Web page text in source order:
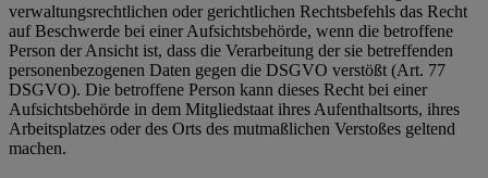
verwaltungsrechtlichen oder gerichtlichen Rechtsbefehls das Recht
auf Beschwerde bei einer Aufsichtsbehörde, wenn die betroffene
Person der Ansicht ist, dass die Verarbeitung der sie betreffenden
personenbezogenen Daten gegen die DSGVO verstößt (Art. 77
DSGVO). Die betroffene Person kann dieses Recht bei einer
Aufsichtsbehörde in dem Mitgliedstaat ihres Aufenthaltsorts, ihres
Arbeitsplatzes oder des Orts des mutmaßlichen Verstoßes geltend
machen.